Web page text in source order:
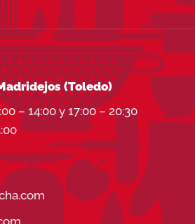
(Toledo)
– 14:00 y 17:00 – 20:30